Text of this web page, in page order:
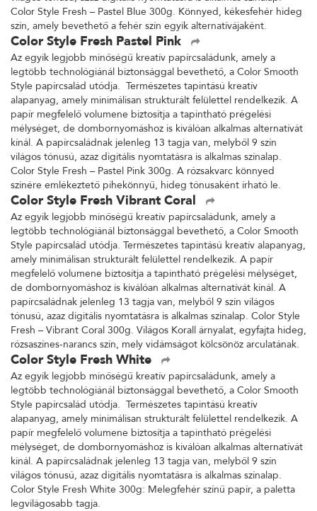
Color Style Fresh – Pastel Blue 300g. Könnyed, kékesfehér hideg
szín, amely bevethető a fehér szín egyik alternatívájaként.
Color Style Fresh Pastel Pink
Az egyik legjobb minőségű kreatív papírcsaládunk, amely a
legtöbb technológiánál biztonsággal bevethető, a Color Smooth
Style papírcsalád utódja. Természetes tapintású kreatív
alapanyag, amely minimálisan strukturált felülettel rendelkezik. A
papír megfelelő volumene biztosítja a tapintható prégelési
mélységet, de dombornyomáshoz is kiválóan alkalmas alternatívát
kínál. A papírcsaládnak jelenleg 13 tagja van, melyből 9 szín
világos tónusú, azaz digitális nyomtatásra is alkalmas színalap.
Color Style Fresh – Pastel Pink 300g. A rózsakvarc könnyed
színére emlékeztető pihekönnyű, hideg tónusaként írható le.
Color Style Fresh Vibrant Coral
Az egyik legjobb minőségű kreatív papírcsaládunk, amely a
legtöbb technológiánál biztonsággal bevethető, a Color Smooth
Style papírcsalád utódja. Természetes tapintású kreatív alapanyag,
amely minimálisan strukturált felülettel rendelkezik. A papír
megfelelő volumene biztosítja a tapintható prégelési mélységet,
de dombornyomáshoz is kiválóan alkalmas alternatívát kínál. A
papírcsaládnak jelenleg 13 tagja van, melyből 9 szín világos
tónusú, azaz digitális nyomtatásra is alkalmas színalap. Color Style
Fresh – Vibrant Coral 300g. Világos Korall árnyalat, egyfajta hideg,
rózsaszínes-narancs szín, mely vidámságot kölcsönöz arculatának.
Color Style Fresh White
Az egyik legjobb minőségű kreatív papírcsaládunk, amely a
legtöbb technológiánál biztonsággal bevethető, a Color Smooth
Style papírcsalád utódja. Természetes tapintású kreatív
alapanyag, amely minimálisan strukturált felülettel rendelkezik. A
papír megfelelő volumene biztosítja a tapintható prégelési
mélységet, de dombornyomáshoz is kiválóan alkalmas alternatívát
kínál. A papírcsaládnak jelenleg 13 tagja van, melyből 9 szín
világos tónusú, azaz digitális nyomtatásra is alkalmas színalap.
Color Style Fresh White 300g: Melegfehér színű papír, a paletta
legvilágosabb tagja.